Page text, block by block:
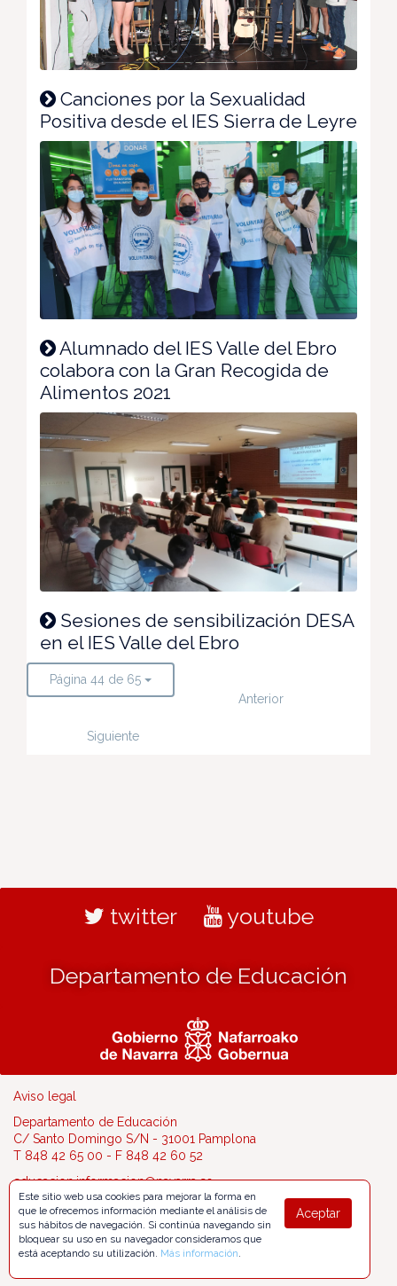
Canciones por la Sexualidad
Positiva desde el IES Sierra de Leyre
Alumnado del IES Valle del Ebro
colabora con la Gran Recogida de
Alimentos 2021
Sesiones de sensibilización DESA
en el IES Valle del Ebro
Página 44 de 65
Anterior
Siguiente
twitter youtube
Departamento de Educación
Aviso legal
Departamento de Educación
C/ Santo Domingo S/N - 31001 Pamplona
T 848 42 65 00 - F 848 42 60 52
educacion.informacion@navarra.es
Aceptar
Este sitio web usa cookies para mejorar la forma en
que le ofrecemos información mediante el análisis de
sus hábitos de navegación. Si continúa navegando sin
bloquear su uso en su navegador consideramos que
está aceptando su utilización. Más información.